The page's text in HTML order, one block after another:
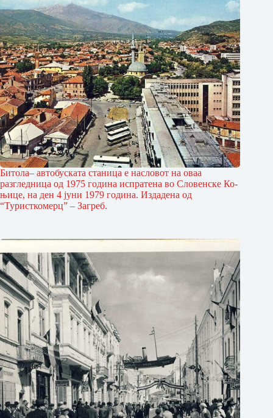
Битола– автобуската станица е насловот на оваа
разгледница од 1975 година испратена во Словенске Ко­
њице, на ден 4 јуни 1979 година. Издадена од
“Туристкомерц” – Загреб.